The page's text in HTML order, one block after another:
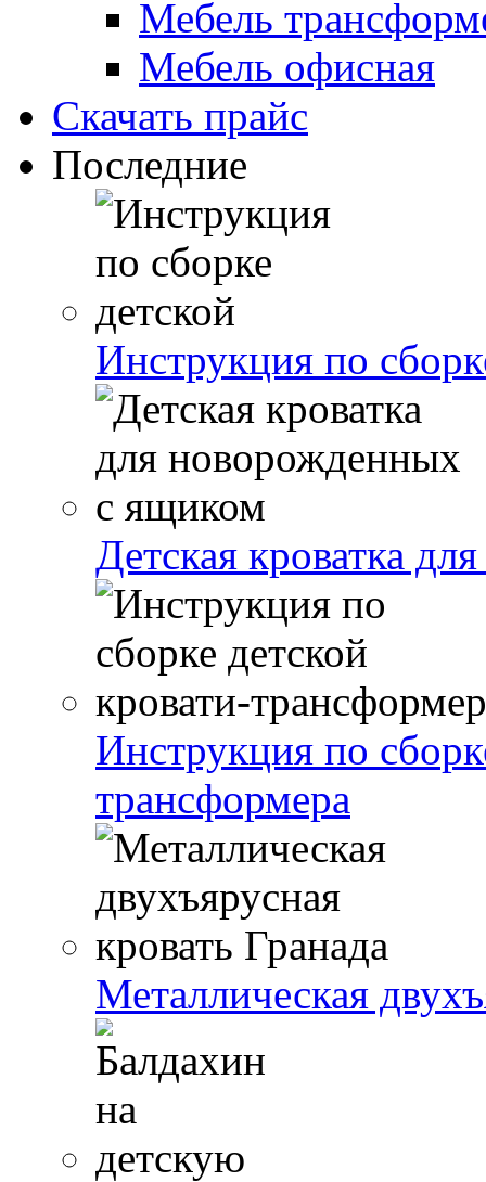
Мебель
Мебель офисная
Скачать прайс
Последние
Инструкция по
Детская кроватка
Инструкция по
трансформера
Металлическая